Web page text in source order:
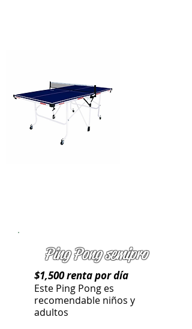
Ping Pong semipro
$1,500 renta por día
Este Ping Pong es
recomendable niños y
adultos